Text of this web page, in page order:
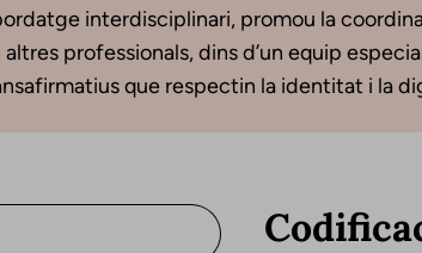
interdisciplinari, promou la
professionals, dins d’un equip
que respectin la identitat i la